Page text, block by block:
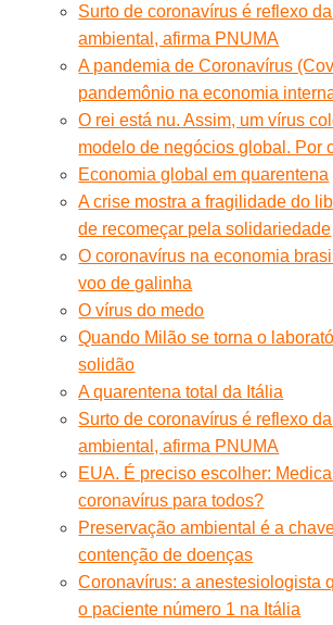
Surto de coronavírus é reflexo
ambiental, afirma PNUMA
A pandemia de Coronavírus
pandemônio na economia
O rei está nu. Assim, um vírus
modelo de negócios global. Por
Economia global em quarentena
A crise mostra a fragilidade do
de recomeçar pela solidariedade
O coronavírus na economia
voo de galinha
O vírus do medo
Quando Milão se torna o
solidão
A quarentena total da Itália
Surto de coronavírus é reflexo
ambiental, afirma PNUMA
EUA. É preciso escolher:
coronavírus para todos?
Preservação ambiental é a
contenção de doenças
Coronavírus: a anestesiologista
o paciente número 1 na Itália